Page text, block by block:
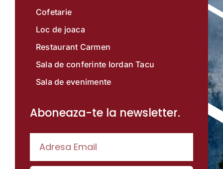
Cofetarie
Loc de joaca
Restaurant Carmen
Sala de conferinte Iordan Tacu
Sala de evenimente
Aboneaza-te la newsletter.